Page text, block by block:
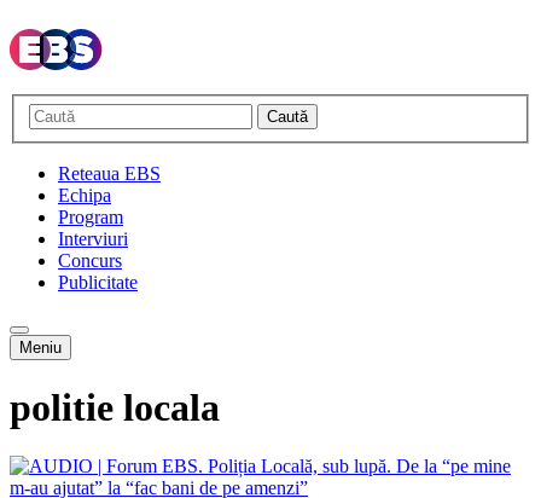
Caută
Reteaua EBS
Echipa
Program
Interviuri
Concurs
Publicitate
Meniu
politie locala